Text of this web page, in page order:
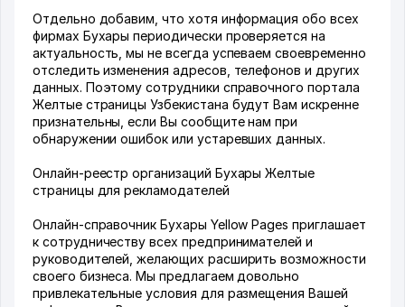
Отдельно добавим, что хотя информация обо всех
фирмах Бухары периодически проверяется на
актуальность, мы не всегда успеваем своевременно
отследить изменения адресов, телефонов и других
данных. Поэтому сотрудники справочного портала
Желтые страницы Узбекистана будут Вам искренне
признательны, если Вы сообщите нам при
обнаружении ошибок или устаревших данных.
Онлайн-реестр организаций Бухары Желтые
страницы для рекламодателей
Онлайн-справочник Бухары Yellow Pages приглашает
к сотрудничеству всех предпринимателей и
руководителей, желающих расширить возможности
своего бизнеса. Мы предлагаем довольно
привлекательные условия для размещения Вашей